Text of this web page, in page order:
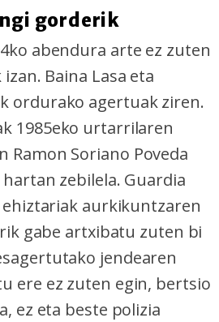
gorderik
abendura arte ez zuten
Baina Lasa eta
ordurako agertuak ziren.
1985eko urtarrilaren
Ramon Soriano Poveda
zebilela. Guardia
aurkikuntzaren
gabe artxibatu zuten bi
jendearen
ere ez zuten egin, bertsio
ez eta beste polizia